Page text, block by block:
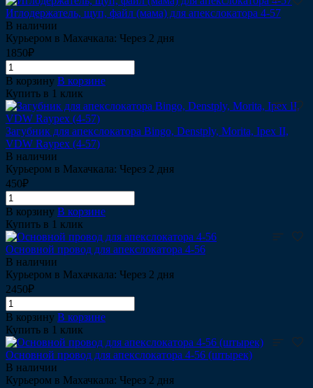
Иглодержатель, щуп, файл (мама) для апекслокатора 4-57
В наличии
Курьером в Махачкала: Через 2 дня
1850₽
В корзину В корзине
Купить в 1 клик
Загубник для апекслокатора Bingo, Denstply, Morita, Ipex II,
VDW Raypex (4-57)
В наличии
Курьером в Махачкала: Через 2 дня
450₽
В корзину В корзине
Купить в 1 клик
Основной провод для апекслокатора 4-56
В наличии
Курьером в Махачкала: Через 2 дня
2450₽
В корзину В корзине
Купить в 1 клик
Основной провод для апекслокатора 4-56 (штырек)
В наличии
Курьером в Махачкала: Через 2 дня